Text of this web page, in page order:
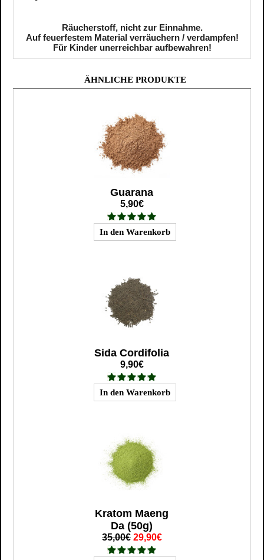
Räucherstoff, nicht zur Einnahme.
Auf feuerfestem Material verräuchern / verdampfen!
Für Kinder unerreichbar aufbewahren!
ÄHNLICHE PRODUKTE
Guarana
5,90€
Sida Cordifolia
9,90€
Kratom Maeng
Da (50g)
35,00€ 29,90€